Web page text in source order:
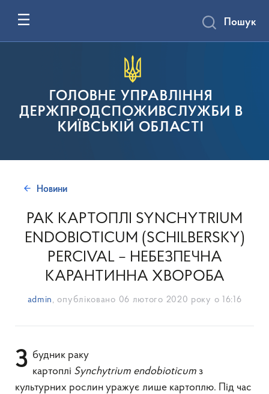
ГОЛОВНЕ УПРАВЛІННЯ
ДЕРЖПРОДСПОЖИВСЛУЖБИ В
КИЇВСЬКІЙ ОБЛАСТІ
Пошук
Новини
РАК КАРТОПЛІ SYNCHYTRIUM
ENDOBIOTICUM (SCHILBERSKY)
PERCIVAL – НЕБЕЗПЕЧНА
КАРАНТИННА ХВОРОБА
admin , опубліковано 06 лютого 2020 року о 16:16
Збудник раку картоплі Synchytrium endobioticum з
культурних рослин уражує лише картоплю. Під час